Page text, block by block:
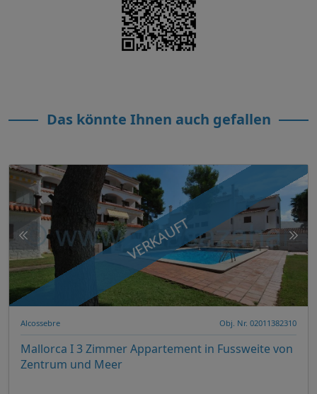
Das könnte Ihnen auch gefallen
VERKAUFT
Alcossebre Obj. Nr. 02011382310
Mallorca I 3 Zimmer Appartement in Fussweite von
Zentrum und Meer